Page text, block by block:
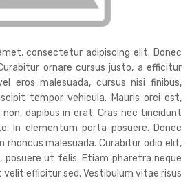
consectetur adipiscing elit. Donec
ornare cursus justo, a efficitur
eros malesuada, cursus nisi finibus,
tempor vehicula. Mauris orci est,
dapibus in erat. Cras nec tincidunt
In elementum porta posuere. Donec
rhoncus malesuada. Curabitur odio elit,
ut felis. Etiam pharetra neque
efficitur sed. Vestibulum vitae risus